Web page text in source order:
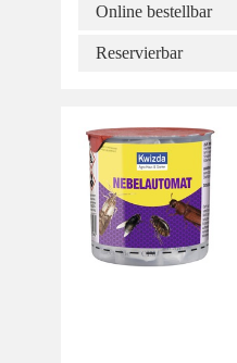
Online bestellbar
Reservierbar